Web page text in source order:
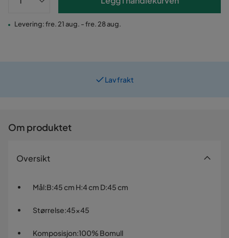
Levering: fre. 21 aug. - fre. 28 aug.
Lav frakt
Om produktet
Oversikt
Mål:B:45 cm H:4 cm D:45 cm
Størrelse:45x45
Komposisjon:100% Bomull